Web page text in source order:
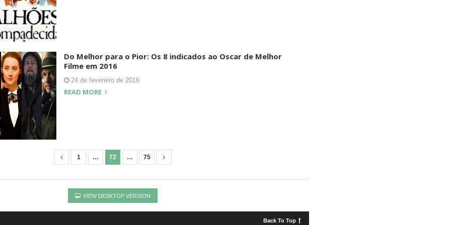
Do Melhor para o Pior: Os 8 indicados ao Oscar de Melhor
Filme em 2016
24 de fevereiro de 2016
READ MORE
1 … 72 … 75
VIEW DESKTOP VERSION
Back To Top